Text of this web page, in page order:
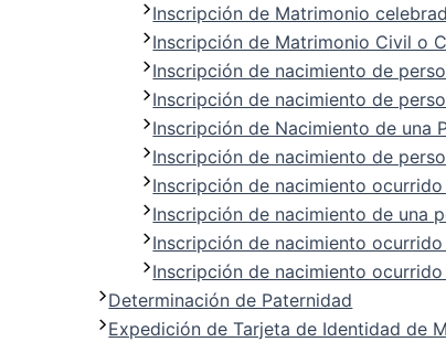
Inscripción de Matrimonio
Inscripción de Matrimonio Civil o
Inscripción de nacimiento de
Inscripción de nacimiento de
Inscripción de Nacimiento de una
Inscripción de nacimiento de
Inscripción de nacimiento
Inscripción de nacimiento de una
Inscripción de nacimiento
Inscripción de nacimiento
Determinación de Paternidad
Expedición de Tarjeta de Identidad de